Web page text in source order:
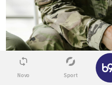
08. 08. 2026 04:44
Novo Sport
✕